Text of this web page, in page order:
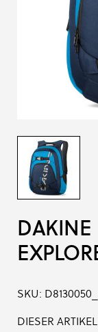
DAKINE
SKU:
DIESER